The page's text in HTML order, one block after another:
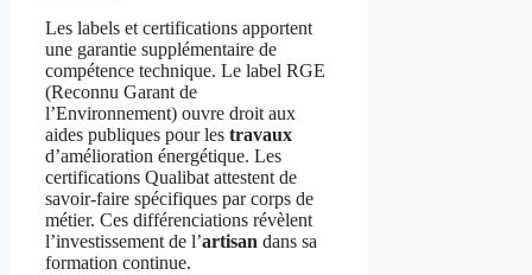
Les labels et certifications apportent
une garantie supplémentaire de
compétence technique. Le label RGE
(Reconnu Garant de
l’Environnement) ouvre droit aux
aides publiques pour les travaux
d’amélioration énergétique. Les
certifications Qualibat attestent de
savoir-faire spécifiques par corps de
métier. Ces différenciations révèlent
l’investissement de l’artisan dans sa
formation continue.